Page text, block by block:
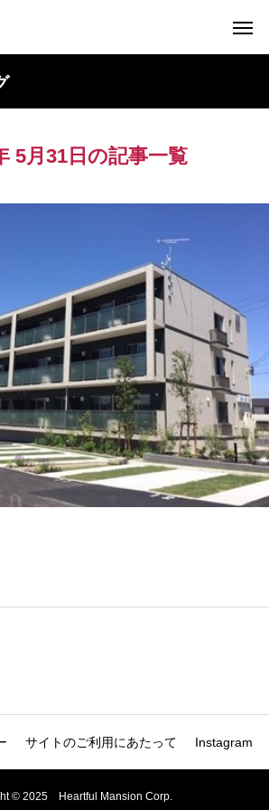
5月31日の記事一覧
サイトのご利用にあたって Instagram
© 2025 Heartful Mansion Corp.